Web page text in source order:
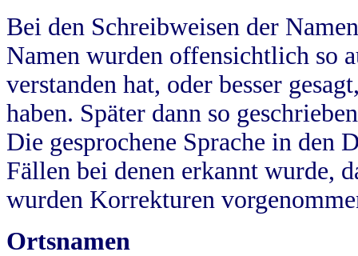
Bei den Schreibweisen der
Namen wurden offensichtlich so
verstanden hat, oder besser
haben. Später dann so
Die gesprochene Sprache in
Fällen bei denen erkannt wurde,
wurden Korrekturen
Ortsnamen